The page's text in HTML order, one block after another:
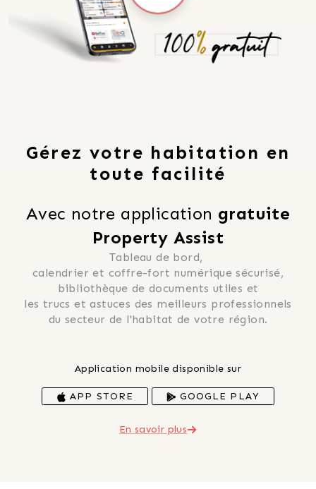
Gérez votre habitation en
toute facilité
Avec notre application gratuite
Property Assist
Tableau de bord,
calendrier et coffre-fort numérique sécurisé,
bibliothèque de documents utiles et
du secteur de l'habitat de votre région.
Application mobile disponible sur
APP STORE GOOGLE PLAY
En savoir plus